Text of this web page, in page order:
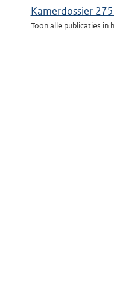
Kamerdossier
Toon alle publicaties in